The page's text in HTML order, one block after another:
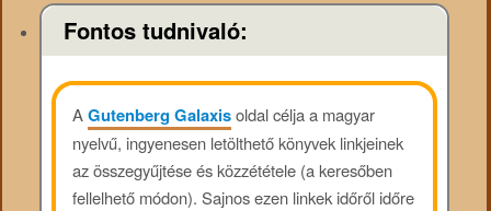
Fontos tudnivaló:
AGutenberg Galaxisoldal célja a magyar
nyelvű, ingyenesen letölthető könyvek linkjeinek
az összegyűjtése és közzététele (a keresőben
fellelhető módon). Sajnos ezen linkek időről időre